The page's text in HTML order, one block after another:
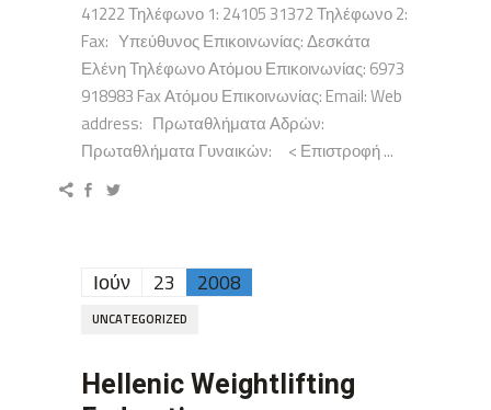
41222 Τηλέφωνο 1: 24105 31372 Τηλέφωνο 2:
Fax: Υπεύθυνος Επικοινωνίας: Δεσκάτα
Ελένη Τηλέφωνο Ατόμου Επικοινωνίας: 6973
918983 Fax Ατόμου Επικοινωνίας: Email: Web
address: Πρωταθλήματα Αδρών:
Πρωταθλήματα Γυναικών: < Επιστροφή ...
Ιούν 23 2008
UNCATEGORIZED
Hellenic Weightlifting